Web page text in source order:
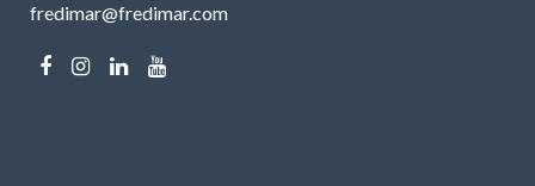
fredimar@fredimar.com